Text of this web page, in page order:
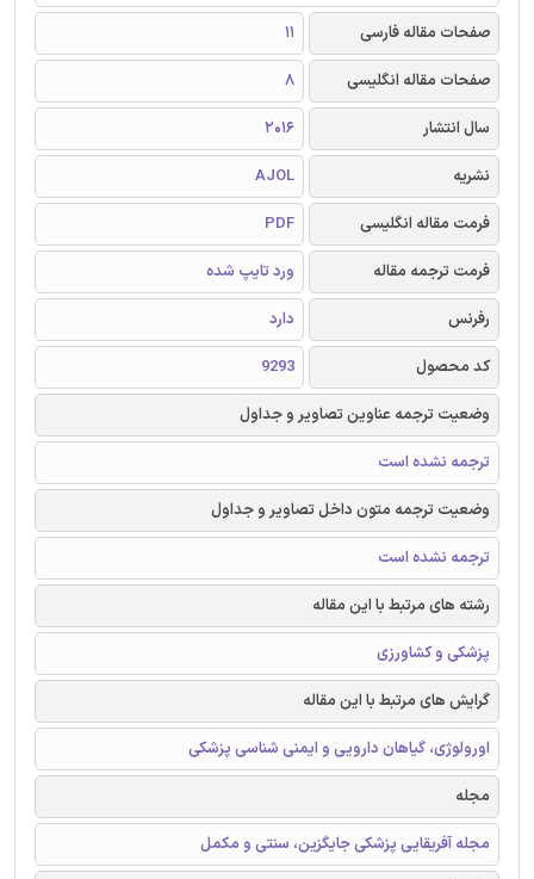
صفحات مقاله فارسی
11
صفحات مقاله انگلیسی
8
سال انتشار
2016
نشریه
AJOL
فرمت مقاله انگلیسی
PDF
فرمت ترجمه مقاله
ورد تایپ شده
رفرنس
دارد
کد محصول
9293
وضعیت ترجمه عناوین تصاویر و جداول
ترجمه نشده است
وضعیت ترجمه متون داخل تصاویر و جداول
ترجمه نشده است
رشته های مرتبط با این مقاله
پزشکی و کشاورزی
گرایش های مرتبط با این مقاله
اورولوژی، گیاهان دارویی و ایمنی شناسی پزشکی
مجله
مجله آفریقایی پزشکی جایگزین، سنتی و مکمل